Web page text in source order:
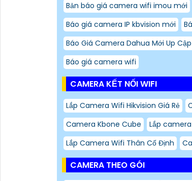
Bản báo giá camera wifi imou mới
Báo giá camera IP kbvision mới
Báo Giá Camera Dahua Mới Up
Báo giá camera wifi
CAMERA KẾT NỐI WIFI
Lắp Camera Wifi Hikvision Giá Rẻ
Camera Kbone Cube
Lắp
Lắp Camera Wifi Thân Cố Định
CAMERA THEO GÓI